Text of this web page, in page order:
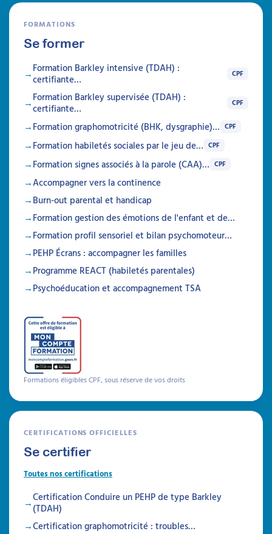
Autisme, TDAH et sécurité
Identifier et prévenir les risques liés à la
Attestation de formation
aidants familiaux d'acquérir des compétences
pratiques pour assurer la sécurité et
l'autonomie des personnes avec TSA ou
TDAH, en prévenant les risques, en adaptant
leur environnement et en développant les
compétences sécuritaires.
Formations
FORMATIONS
Se former
Formation Barkley intensive (TDAH) :
certifiante…
CPF
Formation Barkley supervisée (TDAH) :
certifiante…
CPF
Formation graphomotricité (BHK, dysgraphie)… CPF
Formation habiletés sociales par le jeu de… CPF
Formation signes associés à la parole (CAA)… CPF
Accompagner vers la continence
Burn-out parental et handicap
Formation gestion des émotions de l'enfant et de…
Formation profil sensoriel et bilan psychomoteur…
PEHP Écrans : accompagner les familles
Programme REACT (habiletés parentales)
Psychoéducation et accompagnement TSA
Formations éligibles CPF, sous réserve de vos droits
CERTIFICATIONS OFFICIELLES
Se certifier
Toutes nos certifications
Certification Conduire un PEHP de type Barkley
(TDAH)
Certification graphomotricité : troubles…